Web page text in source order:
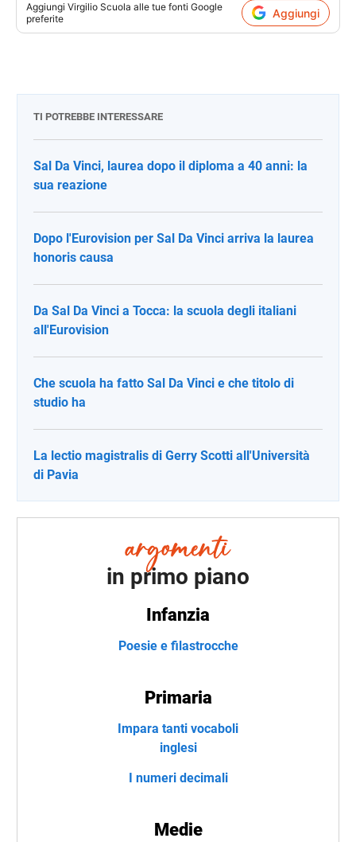
Aggiungi Virgilio Scuola alle tue fonti Google
preferite
Aggiungi
TI POTREBBE INTERESSARE
Sal Da Vinci, laurea dopo il diploma a 40 anni: la
sua reazione
Dopo l'Eurovision per Sal Da Vinci arriva la laurea
honoris causa
Da Sal Da Vinci a Tocca: la scuola degli italiani
all'Eurovision
Che scuola ha fatto Sal Da Vinci e che titolo di
studio ha
La lectio magistralis di Gerry Scotti all'Università
di Pavia
in primo piano
Infanzia
Poesie e filastrocche
Primaria
Impara tanti vocaboli
inglesi
I numeri decimali
Medie